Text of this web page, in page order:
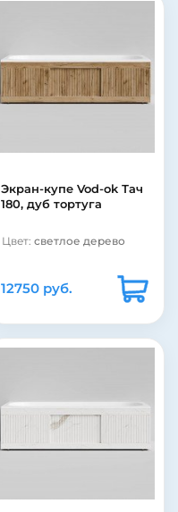
Экран-купе Vod-ok Тач
180, дуб тортуга
Цвет: светлое дерево
12750 руб.